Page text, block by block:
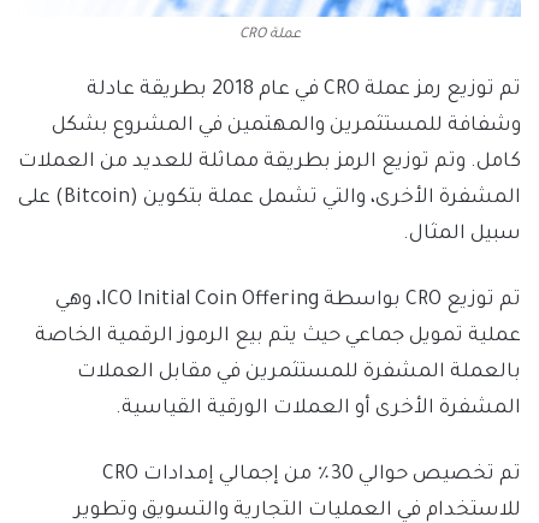
عملة CRO
تم توزيع رمز عملة CRO في عام 2018 بطريقة عادلة
وشفافة للمستثمرين والمهتمين في المشروع بشكل
كامل. وتم توزيع الرمز بطريقة مماثلة للعديد من العملات
المشفرة الأخرى، والتي تشمل عملة بتكوين (Bitcoin) على
سبيل المثال.
تم توزيع CRO بواسطة ICO Initial Coin Offering، وهي
عملية تمويل جماعي حيث يتم بيع الرموز الرقمية الخاصة
بالعملة المشفرة للمستثمرين في مقابل العملات
المشفرة الأخرى أو العملات الورقية القياسية.
تم تخصيص حوالي 30٪ من إجمالي إمدادات CRO
للاستخدام في العمليات التجارية والتسويق وتطوير